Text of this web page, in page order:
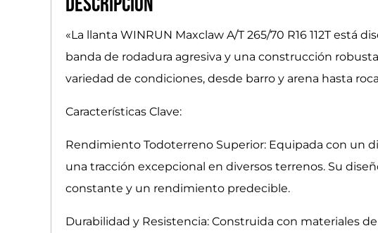
«La llanta WINRUN Maxclaw A/T 265/70 R16 112T
banda de rodadura agresiva y una construcción
variedad de condiciones, desde barro y arena hasta
Características Clave:
Rendimiento Todoterreno Superior: Equipada con un
una tracción excepcional en diversos terrenos. Su
constante y un rendimiento predecible.
Durabilidad y Resistencia: Construida con materiales